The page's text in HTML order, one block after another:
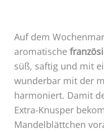
Auf dem
aromatische
süß, saftig und mit
wunderbar mit der
harmoniert. Damit
Extra-Knusper
Mandelblättchen